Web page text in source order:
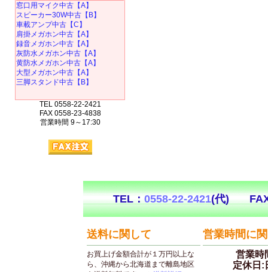
窓口用マイク中古【A】
スピーカー30W中古【B】
車載アンプ中古【C】
肩掛メガホン中古【A】
録音メガホン中古【A】
灰防水メガホン中古【A】
黄防水メガホン中古【A】
大型メガホン中古【A】
三脚スタンド中古【B】
TEL 0558-22-2421
FAX 0558-23-4838
営業時間 9～17:30